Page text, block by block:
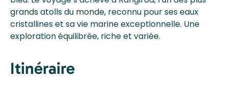
grands atolls du monde, reconnu pour ses eaux
cristallines et sa vie marine exceptionnelle. Une
exploration équilibrée, riche et variée.
Itinéraire